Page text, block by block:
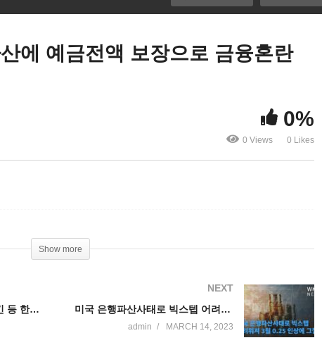
시작 새벽2시를 새벽 3시로
에 예금전액 보장으로 금융혼란
0%
0 Views 0 Likes
Show more
애난데일 토속집, 본촌치킨 등 한인업소 큰불로 전소
NEXT
미국 은행파산사태로 빅스텝 어려워져 3월 0 25 인상에 그칠 듯
admin MARCH 14, 2023